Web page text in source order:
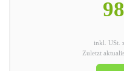
inkl. USt.
Zuletzt